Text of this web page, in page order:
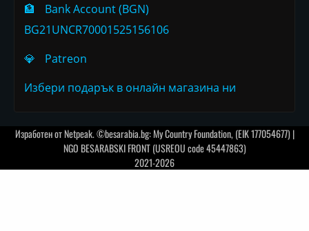
🏦
Bank Account (BGN)
BG21UNCR70001525156106
💎
Patreon
Избери подарък в онлайн магазина ни
Изработен отNetpeak. ©besarabia.bg: My Country Foundation, (EIK 177054677) |
NGO BESARABSKI FRONT (USREOU code 45447863)
2021-2026